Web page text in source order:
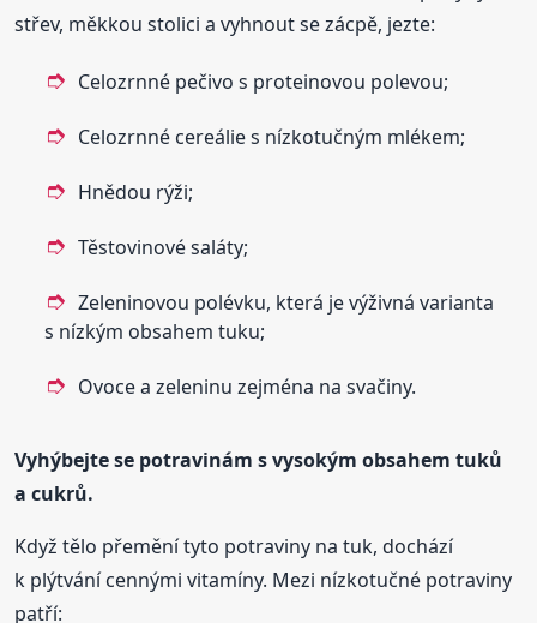
střev, měkkou stolici a vyhnout se zácpě, jezte:
Celozrnné pečivo s proteinovou polevou;
Celozrnné cereálie s nízkotučným mlékem;
Hnědou rýži;
Těstovinové saláty;
Zeleninovou polévku, která je výživná varianta
s nízkým obsahem tuku;
Ovoce a zeleninu zejména na svačiny.
Vyhýbejte se potravinám s vysokým obsahem tuků
a cukrů.
Když tělo přemění tyto potraviny na tuk, dochází
k plýtvání cennými vitamíny. Mezi nízkotučné potraviny
patří: